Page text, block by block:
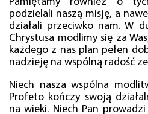
podzielali naszą misję, a
działali przeciwko nam. W
Chrystusa modlimy się za
każdego z nas plan pełen
nadzieję na wspólną radość
Niech nasza wspólna
Profeto kończy swoją
na wieki. Niech Pan